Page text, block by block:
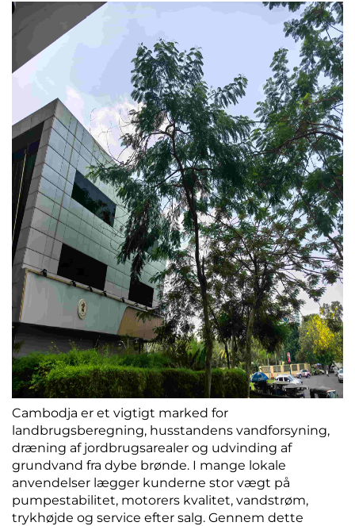
Cambodja er et vigtigt marked for
landbrugsberegning, husstandens vandforsyning,
dræning af jordbrugsarealer og udvinding af
grundvand fra dybe brønde. I mange lokale
anvendelser lægger kunderne stor vægt på
pumpestabilitet, motorers kvalitet, vandstrøm,
trykhøjde og service efter salg. Gennem dette